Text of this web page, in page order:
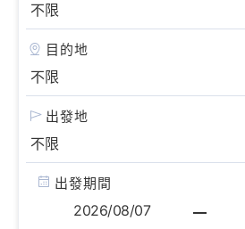
目的地
出發地
出發期間